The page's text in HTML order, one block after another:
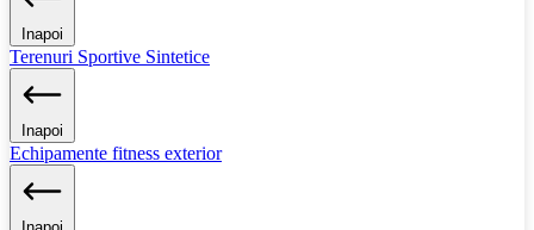
Inapoi
Terenuri Sportive Sintetice
Inapoi
Echipamente fitness exterior